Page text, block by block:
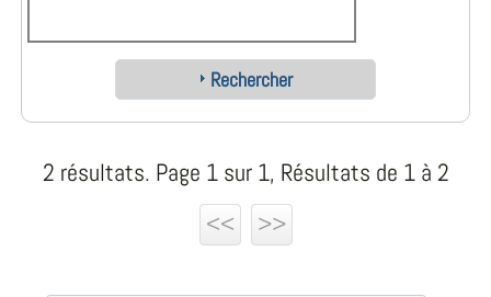
Rechercher
2 résultats. Page 1 sur 1, Résultats de 1 à 2
<<
>>